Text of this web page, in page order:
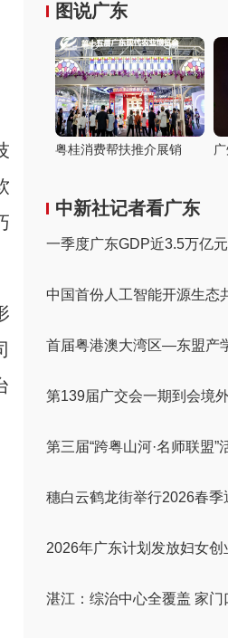
图说广东
粤桂消费帮扶推介展销
中新社记者看广东
一季度广东GDP近3.5万亿
中国首份人工智能开源生态
首届粤港澳大湾区—东盟产
第139届广交会一期到会境
第三届“跨粤山河·名师联盟”
穗白云鹤龙街举行2026春
2026年广东计划发放妇女创
湛江：综治中心全覆盖 家门